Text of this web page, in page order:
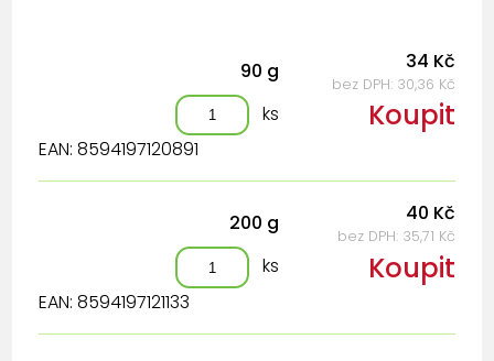
EAN: 8594197120891
90 g 34 Kč
bez DPH: 30,36 Kč
ks Koupit
EAN: 8594197121133
200 g 40 Kč
bez DPH: 35,71 Kč
ks Koupit